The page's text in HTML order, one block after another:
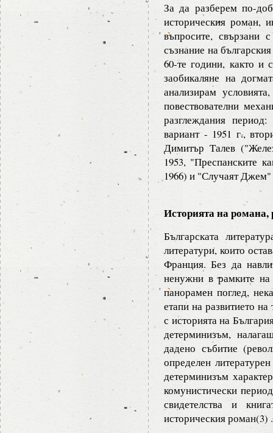
За да разберем по-
историческия роман,
въпросите, свързани
съзнание на
60-те години, както и
заобикаляне на
анализирам
повествователни
разглеждания
вариант - 1951 г.,
Димитър Талев
1953, "Преспанските
1966) и "Случаят Джем"
Историята на романа,
Българската
литератури, които
Франция. Без да
ненужни в рамките
панорамен поглед,
етапи на развитието
с историята на
детерминизъм,
дадено събитие
определен
детерминизъм
комунистически
свидетелства и
историческия роман(3) .